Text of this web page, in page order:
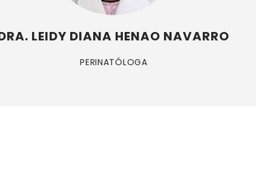
LEIDY DIANA HENAO NAVARRO
PERINATÓLOGA